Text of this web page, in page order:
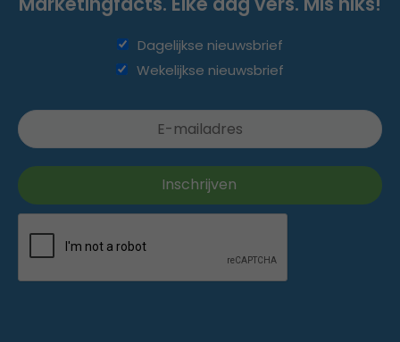
Dagelijkse nieuwsbrief
Wekelijkse nieuwsbrief